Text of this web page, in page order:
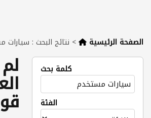
الصفحة الرئيسية > نتائج البحث :
كلمة بحث
الفئة